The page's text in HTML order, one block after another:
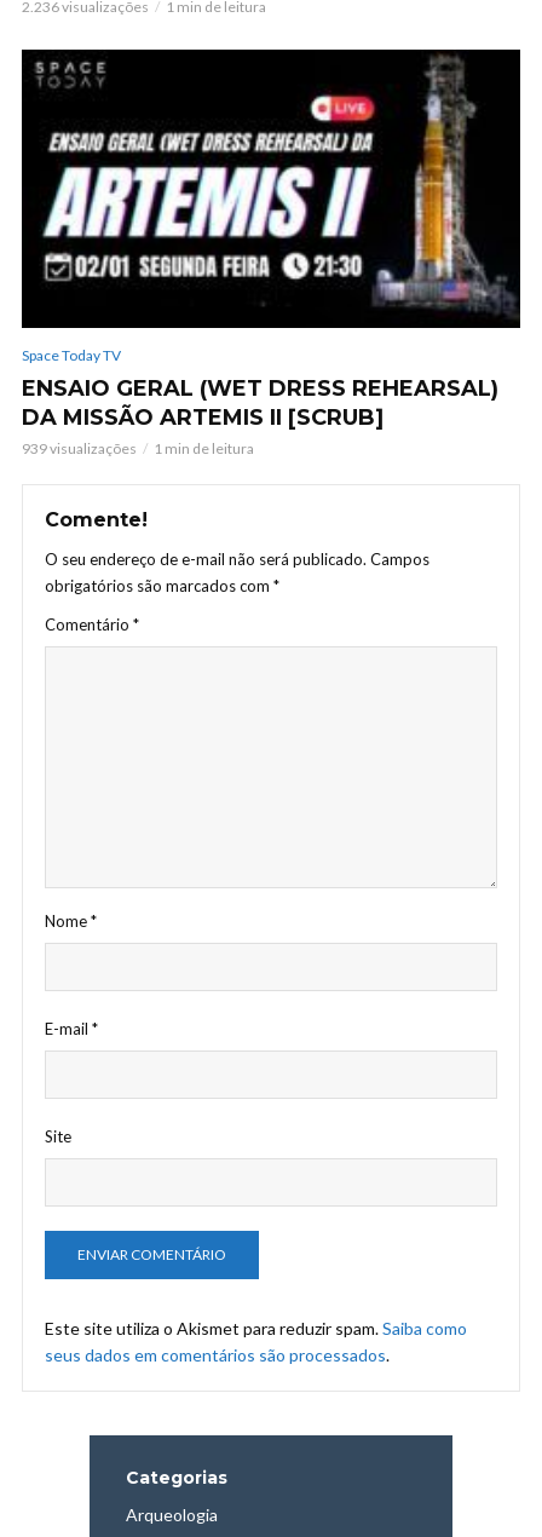
2.236 visualizações 1 min de leitura
Space Today TV
ENSAIO GERAL (WET DRESS REHEARSAL)
DA MISSÃO ARTEMIS II [SCRUB]
939 visualizações 1 min de leitura
Comente!
O seu endereço de e-mail não será publicado. Campos
obrigatórios são marcados com *
Comentário *
Nome*
E-mail *
Site
Este site utiliza o Akismet para reduzir spam.Saiba como
seus dados em comentários são processados.
Categorias
Arqueologia